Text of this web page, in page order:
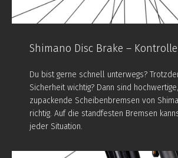
Shimano Disc Brake –
Du bist gerne schnell unterwegs?
Sicherheit wichtig? Dann sind
zupackende Scheibenbremsen von
richtig. Auf die standfesten Bremsen
jeder Situation.